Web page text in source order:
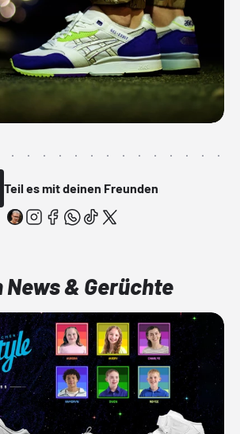
Teil es mit deinen Freunden
News & Gerüchte